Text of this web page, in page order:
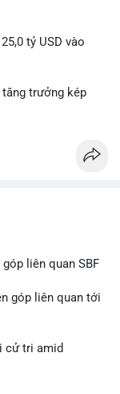
tỷ USD vào
trưởng kép
tầng.
liên quan SBF
góp liên quan tới
cử tri amid